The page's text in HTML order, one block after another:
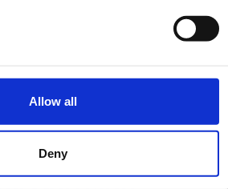
Allow all
Deny
designer